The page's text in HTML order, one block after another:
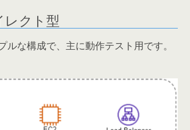
レクト型
ルな構成で、主に動作テスト用です。